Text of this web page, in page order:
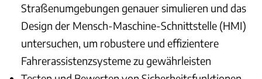
Straßenumgebungen genauer simulieren und das
Design der Mensch-Maschine-Schnittstelle (HMI)
untersuchen, um robustere und effizientere
Fahrerassistenzsysteme zu gewährleisten